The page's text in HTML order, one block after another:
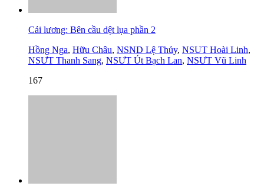
Cải lương: Bên cầu dệt lụa phần 2
Hồng Nga, Hữu Châu, NSND Lệ Thủy, NSUT Hoài Linh,
NSƯT Thanh Sang, NSƯT Út Bạch Lan, NSƯT Vũ Linh
167